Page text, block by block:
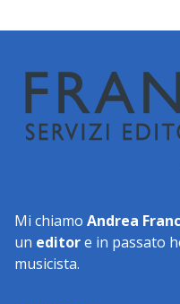
Mi chiamo Andrea
un editore in passato
musicista.